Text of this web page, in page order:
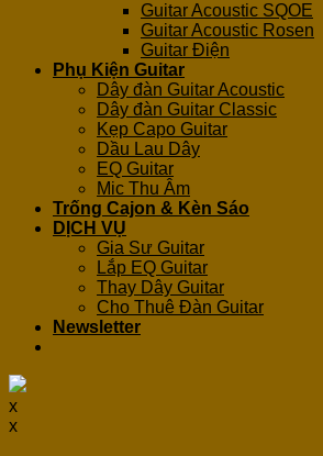
Guitar Acoustic SQOE
Guitar Acoustic Rosen
Guitar Điện
Phụ Kiện Guitar
Dây đàn Guitar Acoustic
Dây đàn Guitar Classic
Kẹp Capo Guitar
Dầu Lau Dây
EQ Guitar
Mic Thu Âm
Trống Cajon & Kèn Sáo
DỊCH VỤ
Gia Sư Guitar
Lắp EQ Guitar
Thay Dây Guitar
Cho Thuê Đàn Guitar
Newsletter
x
x